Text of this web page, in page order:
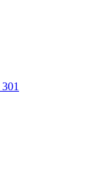
301